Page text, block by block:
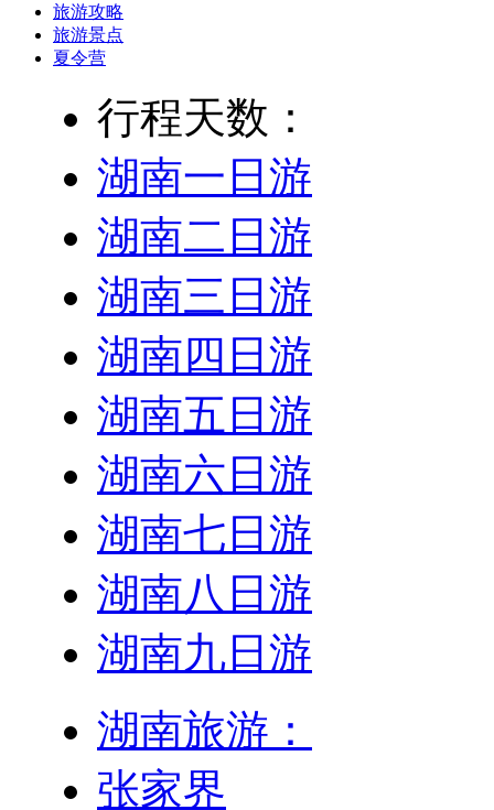
旅游攻略
旅游景点
夏令营
行程天数：
湖南一日游
湖南二日游
湖南三日游
湖南四日游
湖南五日游
湖南六日游
湖南七日游
湖南八日游
湖南九日游
湖南旅游：
张家界